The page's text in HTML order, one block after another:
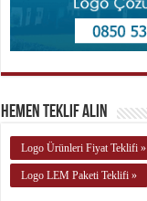
Hemen Teklif Alın
Logo Ürünleri Fiyat Teklifi »
Logo LEM Paketi Teklifi »